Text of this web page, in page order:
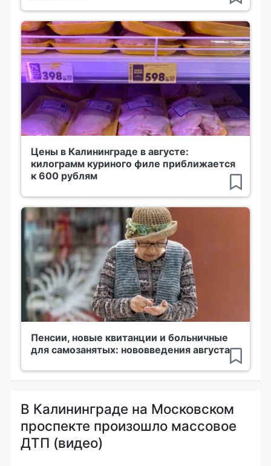
Цены в Калининграде в августе:
килограмм куриного филе приближается
к 600 рублям
Пенсии, новые квитанции и больничные
для самозанятых: нововведения августа
В Калининграде на Московском
проспекте произошло массовое
ДТП (видео)